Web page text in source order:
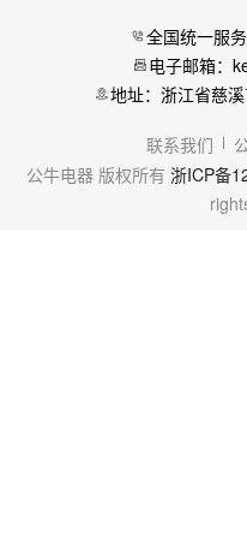
全国统一服
电子邮箱：
地址：浙江省慈
联系我们
公牛电器 版权所有 浙ICP备